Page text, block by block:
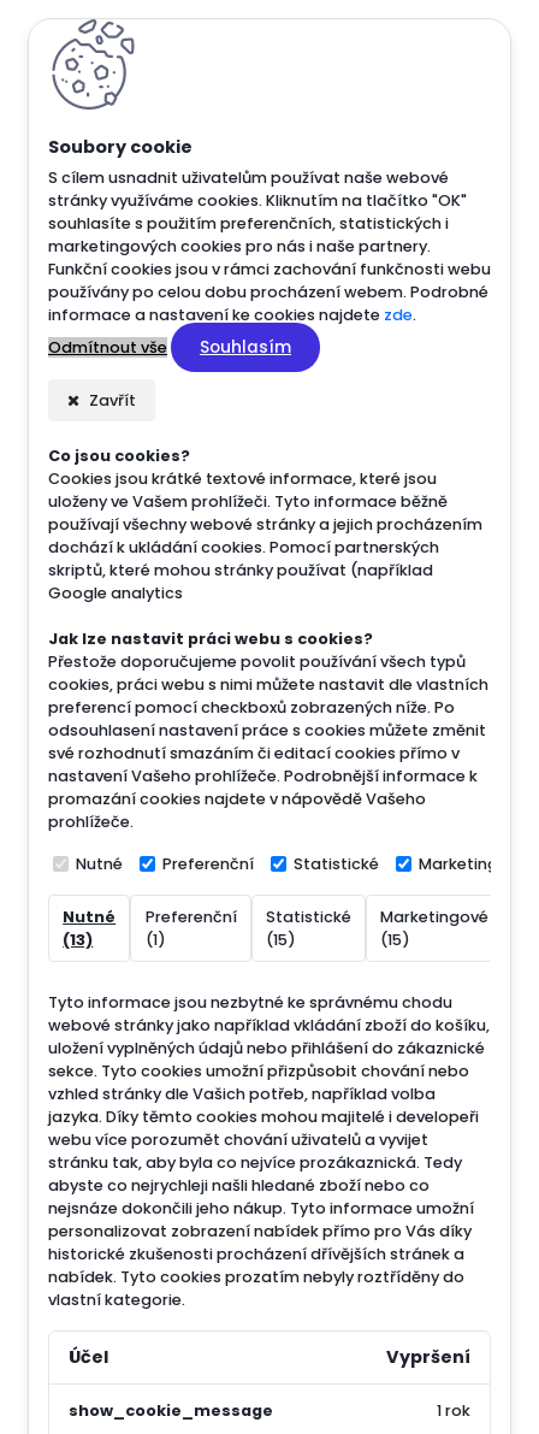
S cílem usnadnit uživatelům používat naše webové
stránky využíváme cookies. Kliknutím na tlačítko "OK"
souhlasíte s použitím preferenčních, statistických i
marketingových cookies pro nás i naše partnery.
Funkční cookies jsou v rámci zachování funkčnosti webu
používány po celou dobu procházení webem. Podrobné
informace a nastavení ke cookies najdete zde.
Odmítnout vše
Souhlasím
Zavřít
Co jsou cookies?
Cookies jsou krátké textové informace, které jsou
uloženy ve Vašem prohlížeči. Tyto informace běžně
používají všechny webové stránky a jejich procházením
dochází k ukládání cookies. Pomocí partnerských
skriptů, které mohou stránky používat (například
Google analytics
Jak lze nastavit práci webu s cookies?
Přestože doporučujeme povolit používání všech typů
cookies, práci webu s nimi můžete nastavit dle vlastních
preferencí pomocí checkboxů zobrazených níže. Po
odsouhlasení nastavení práce s cookies můžete změnit
své rozhodnutí smazáním či editací cookies přímo v
nastavení Vašeho prohlížeče. Podrobnější informace k
promazání cookies najdete v nápovědě Vašeho
prohlížeče.
Nutné Preferenční Statistické Marketingové
Nutné
(13)
Preferenční
(1)
Statistické
(15)
Marketingové
(15)
Tyto informace jsou nezbytné ke správnému chodu
webové stránky jako například vkládání zboží do košíku,
uložení vyplněných údajů nebo přihlášení do zákaznické
sekce. Tyto cookies umožní přizpůsobit chování nebo
vzhled stránky dle Vašich potřeb, například volba
jazyka. Díky těmto cookies mohou majitelé i developeři
webu více porozumět chování uživatelů a vyvijet
stránku tak, aby byla co nejvíce prozákaznická. Tedy
abyste co nejrychleji našli hledané zboží nebo co
nejsnáze dokončili jeho nákup. Tyto informace umožní
personalizovat zobrazení nabídek přímo pro Vás díky
historické zkušenosti procházení dřívějších stránek a
nabídek. Tyto cookies prozatím nebyly roztříděny do
vlastní kategorie.
Účel Vypršení
show_cookie_message
1 rok